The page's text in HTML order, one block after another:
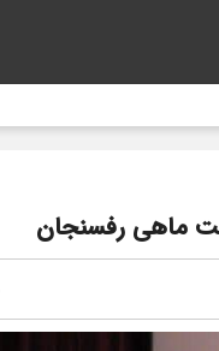
آغاز
ماهی رفسنجان